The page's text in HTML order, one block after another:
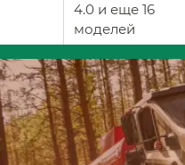
4.0 и еще 16
моделей